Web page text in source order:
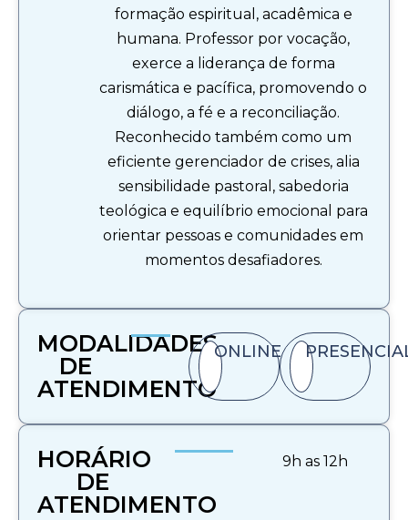
formação espiritual, acadêmica e
humana. Professor por vocação,
exerce a liderança de forma
carismática e pacífica, promovendo o
diálogo, a fé e a reconciliação.
Reconhecido também como um
eficiente gerenciador de crises, alia
sensibilidade pastoral, sabedoria
teológica e equilíbrio emocional para
orientar pessoas e comunidades em
momentos desafiadores.
MODALIDADES
DE
ATENDIMENTO​
ONLINE
HORÁRIO
DE
ATENDIMENTO
9h as 12h